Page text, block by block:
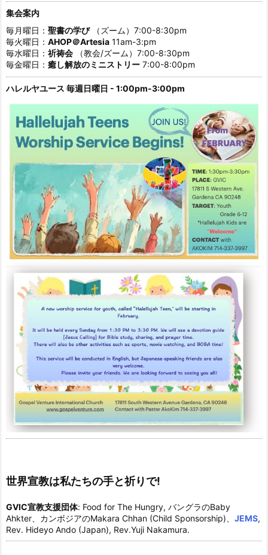
集会案内
毎月曜日： 聖書の学び（ズーム）7:00-8:30pm
毎火曜日： AHOP＠Artesia 11am-3:pm
毎水曜日： 祈祷会 （教会/ズーム）7:00-8:30pm
毎金曜日： 癒し解放のミニストリー 7:00-8:00pm
ハレルヤユース 毎週日曜日 - 1:00pm-3:00pm
世界宣教は私たちの手と祈りで!
GVIC宣教支援団体: Food for The Hungry, バングラのBaby
Ahkter、カンボジアのMakara Chhan (Child Sponsorship)、 JEMS,
Rev. Hideyo Ando (Japan), Rev.Yuji Nakamura.